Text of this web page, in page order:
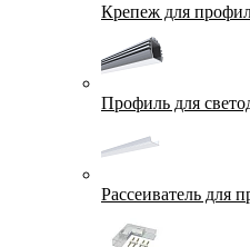
Крепеж для
Профиль для
Рассеиватель для